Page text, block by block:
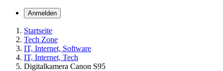
Anmelden
Startseite
Tech Zone
IT, Internet, Software
IT, Internet, Tech
Digitalkamera Canon S95